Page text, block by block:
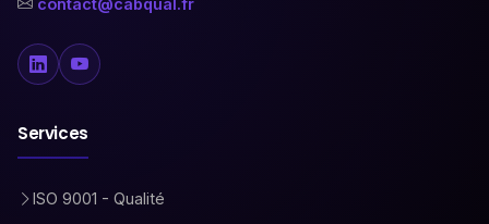
Services
ISO 9001 - Qualité